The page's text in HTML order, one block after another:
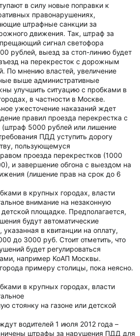
в силу новые поправки к
правонарушениях,
штрафные санкции за
движения. Так, штраф за
сигнал светофора
рублей, выезд за стоп-линию будет
на перекресток с дорожным
По мнению властей, увеличение
выше административные
улучшить ситуацию с пробками в
в частности в Москве.
ужесточение наказаний ждет
правил проезда перекрестка с
5000 рублей или лишение
ПДД уступить дорогу
пользующемуся
проезда перекрестков (1000
и завершение обгона с выездом на
(лишение прав на срок до 6
в крупных городах, власти
внимание на незаконную
детской площадке. Предполагается,
будут автоматические
в квитанции на оплату,
до 3000 руб. Стоит отметить, что
будет регулироваться
например КоАП Москвы.
примеру столицы, пока неясно.
в крупных городах, власти
стоянку на газоне или детской
водителей 1 июля 2012 года –
штрафы за нарушения ПДД для